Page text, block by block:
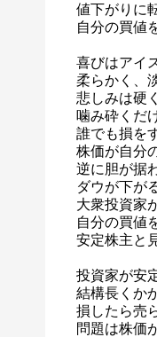
値下がりに
自分の買値
喜びはアイ
柔らかく、
悲しみは硬
噛み砕くだ
誰でも損を
株価が自分
逆に胆が据
ダウが下が
大衆投資家
自分の買値
安定株主と
投資家が安
結構長くか
損したら売
問題は株価